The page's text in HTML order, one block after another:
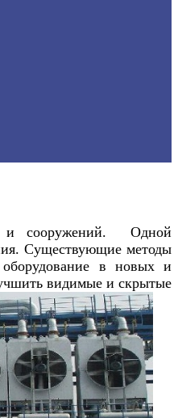
и сооружений. Одной
. Существующие методы
в новых и
видимые и скрытые